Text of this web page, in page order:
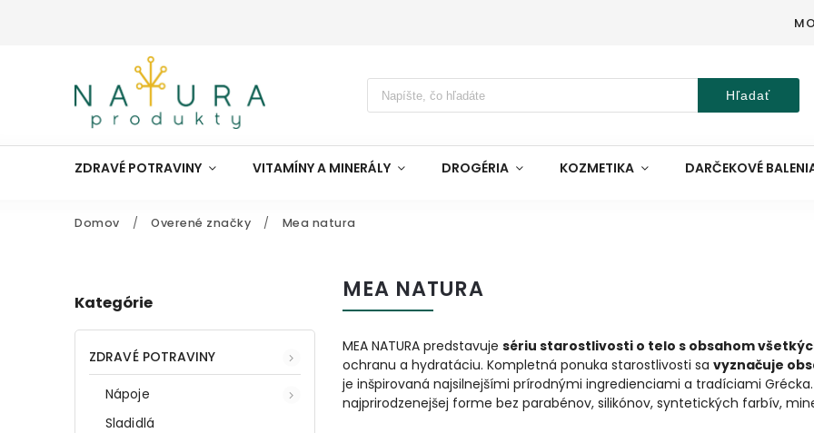
Hľadať
ZDRAVÉ POTRAVINY VITAMÍNY A MINERÁLY DROGÉRIA KOZMETIKA DARČEKOVÉ
Domov / Overené značky / Mea natura
Kategórie
ZDRAVÉ POTRAVINY
Nápoje
Sladidlá
MEA NATURA
MEA NATURA predstavuje sériu starostlivosti o telo s obsahom
ochranu a hydratáciu. Kompletná ponuka starostlivosti sa vyznačuje
je inšpirovaná najsilnejšími prírodnými ingredienciami a tradíciami
najprirodzenejšej forme bez parabénov, silikónov, syntetických farbív,